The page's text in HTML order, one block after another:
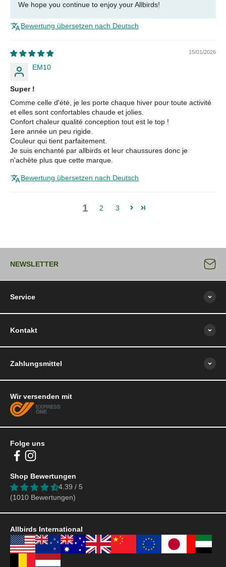
We hope you continue to enjoy your Allbirds!
Bewertung übersetzen nach Deutsch
15/01/2026
EM10
Super !
Comme celle d'été, je les porte chaque hiver pour toute activité
et elles sont confortables chaude et jolies.
Confort chaleur qualité conception tout est le top !
1ere année un peu rigide.
Couleur qui tient parfaitement.
Je suis enchanté par allbirds et leur chaussures donc je
n'achète plus que cette marque.
Bewertung übersetzen nach Deutsch
1 2 3
NEWSLETTER
Service
Kontakt
Folge uns
Shop Bewertungen
4.39 / 5
(1010 Bewertungen)
Wir versenden mit
Zahlungsmittel
Allbirds International